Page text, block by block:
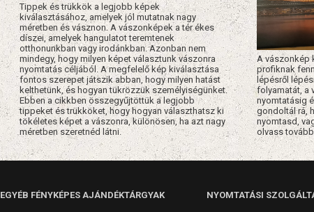
Tippek és trükkök a legjobb képek
kiválasztásához, amelyek jól mutatnak nagy
méretben és vásznon. A vászonképek a tér ékes
díszei, amelyek hangulatot teremtenek
otthonunkban vagy irodánkban. Azonban nem
mindegy, hogy milyen képet választunk vászonra
nyomtatás céljából. A megfelelő kép kiválasztása
fontos szerepet játszik abban, hogy milyen hatást
kelthetünk, és hogyan tükrözzük személyiségünket.
Ebben a cikkben összegyűjtöttük a legjobb
tippeket és trükköket, hogy hogyan választhatsz ki
tökéletes képet a vászonra, különösen, ha azt nagy
méretben szeretnéd látni.
A vászonkép
profiknak
lépésről
folyamatát, a
nyomtatásig
gondoltál rá,
nyomtasd,
olvass
EGYÉB FÉNYKÉPES AJÁNDÉKTÁRGYAK NYOMTATÁSI